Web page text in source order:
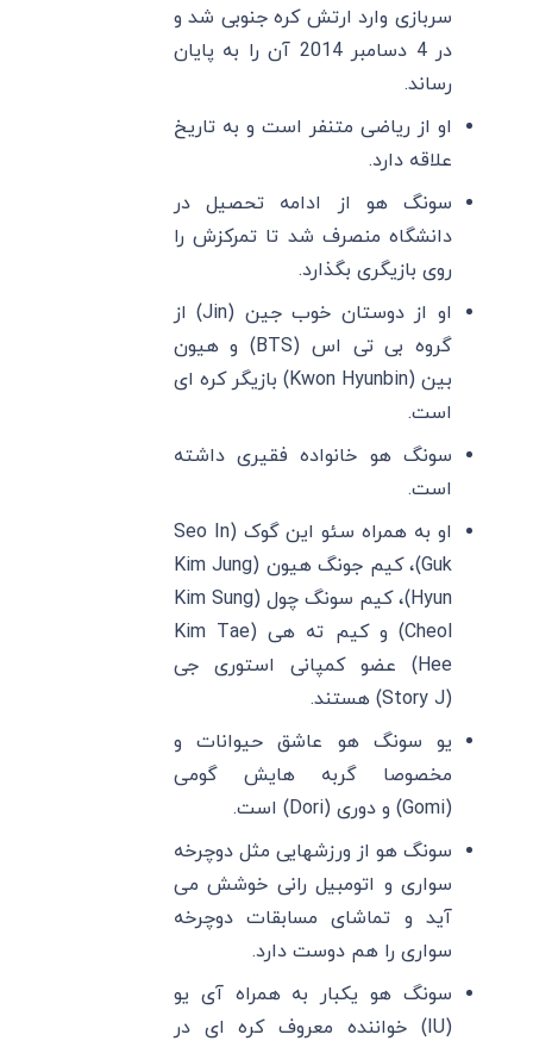
سربازی وارد ارتش کره جنوبی شد و
در 4 دسامبر 2014 آن را به پایان
رساند.
او از ریاضی متنفر است و به تاریخ
علاقه دارد.
سونگ هو از ادامه تحصیل در
دانشگاه منصرف شد تا تمرکزش را
روی بازیگری بگذارد.
او از دوستان خوب جین (Jin) از
گروه بی تی اس (BTS) و هیون
بین (Kwon Hyunbin) بازیگر کره ای
است.
سونگ هو خانواده فقیری داشته
است.
او به همراه سئو این گوک (Seo In
Guk)، کیم جونگ هیون (Kim Jung
Hyun)، کیم سونگ چول (Kim Sung
Cheol) و کیم ته هی (Kim Tae
Hee) عضو کمپانی استوری جی
(Story J) هستند.
یو سونگ هو عاشق حیوانات و
مخصوصا گربه هایش گومی
(Gomi) و دوری (Dori) است.
سونگ هو از ورزشهایی مثل دوچرخه
سواری و اتومبیل رانی خوشش می
آید و تماشای مسابقات دوچرخه
سواری را هم دوست دارد.
سونگ هو یکبار به همراه آی یو
(IU) خواننده معروف کره ای در